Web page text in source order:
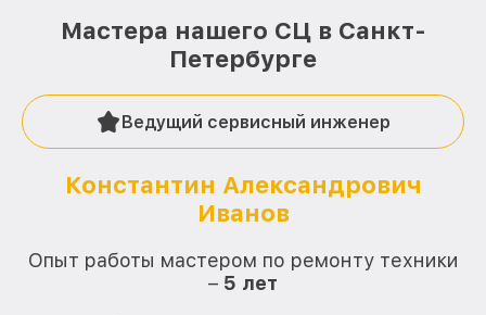
Мастера нашего СЦ в Санкт-
Петербурге
Ведущий сервисный инженер
Константин Александрович
Иванов
Опыт работы мастером по ремонту техники
– 5 лет